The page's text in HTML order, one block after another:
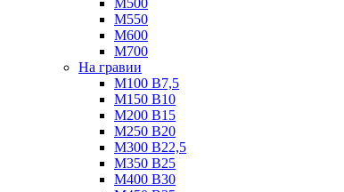
М500
М550
М600
М700
На гравии
М100 B7,5
М150 B10
М200 B15
М250 B20
М300 B22,5
М350 B25
М400 B30